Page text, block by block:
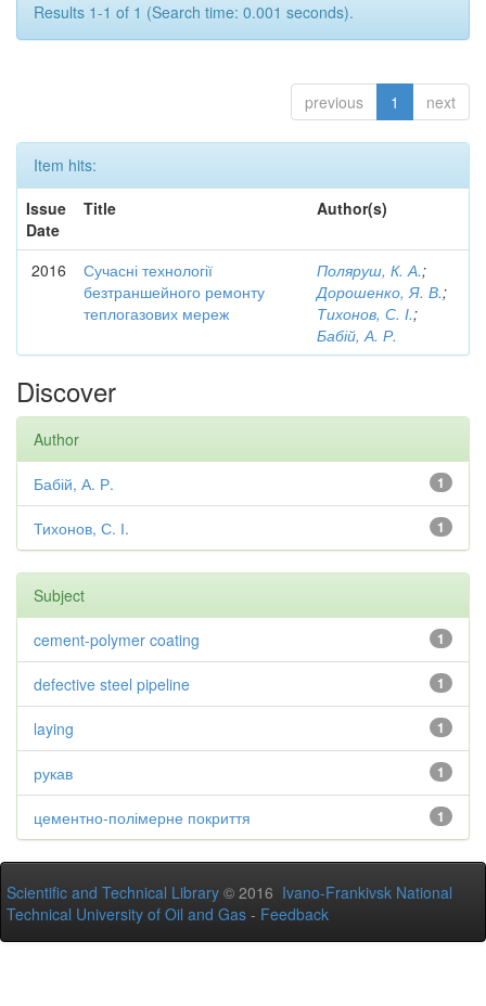
Results 1-1 of 1 (Search time: 0.001 seconds).
previous 1 next
Item hits:
Issue
Date
Title Author(s)
2016
Сучасні технології
безтраншейного ремонту
теплогазових мереж
Поляруш, К. А.;
Дорошенко, Я. В.;
Тихонов, С. І.;
Бабій, А. Р.
Discover
Author
1
Бабій, А. Р.
1
Тихонов, С. І.
Subject
1
cement-polymer coating
1
defective steel pipeline
1
laying
1
рукав
1
цементно-полімерне покриття
Scientific and Technical Library © 2016 Ivano-Frankivsk National
Technical University of Oil and Gas - Feedback